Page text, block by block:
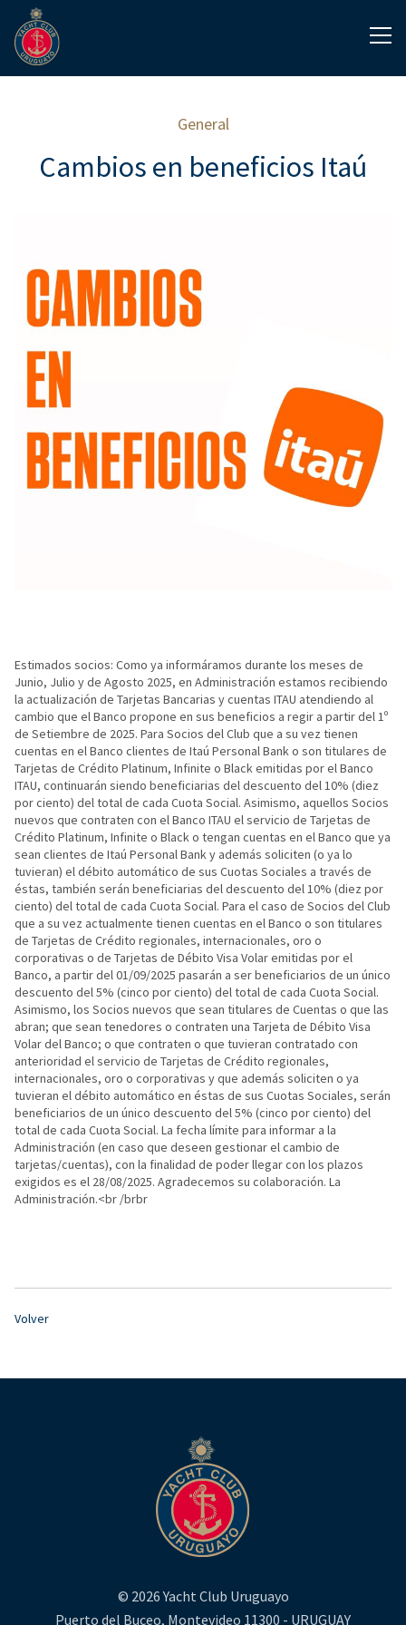
General
Cambios en beneficios Itaú
Estimados socios: Como ya informáramos durante los meses de
Junio, Julio y de Agosto 2025, en Administración estamos recibiendo
la actualización de Tarjetas Bancarias y cuentas ITAU atendiendo al
cambio que el Banco propone en sus beneficios a regir a partir del 1º
de Setiembre de 2025. Para Socios del Club que a su vez tienen
cuentas en el Banco clientes de Itaú Personal Bank o son titulares de
Tarjetas de Crédito Platinum, Infinite o Black emitidas por el Banco
ITAU, continuarán siendo beneficiarias del descuento del 10% (diez
por ciento) del total de cada Cuota Social. Asimismo, aquellos Socios
nuevos que contraten con el Banco ITAU el servicio de Tarjetas de
Crédito Platinum, Infinite o Black o tengan cuentas en el Banco que ya
sean clientes de Itaú Personal Bank y además soliciten (o ya lo
tuvieran) el débito automático de sus Cuotas Sociales a través de
éstas, también serán beneficiarias del descuento del 10% (diez por
ciento) del total de cada Cuota Social. Para el caso de Socios del Club
que a su vez actualmente tienen cuentas en el Banco o son titulares
de Tarjetas de Crédito regionales, internacionales, oro o
corporativas o de Tarjetas de Débito Visa Volar emitidas por el
Banco, a partir del 01/09/2025 pasarán a ser beneficiarios de un único
descuento del 5% (cinco por ciento) del total de cada Cuota Social.
Asimismo, los Socios nuevos que sean titulares de Cuentas o que las
abran; que sean tenedores o contraten una Tarjeta de Débito Visa
Volar del Banco; o que contraten o que tuvieran contratado con
anterioridad el servicio de Tarjetas de Crédito regionales,
internacionales, oro o corporativas y que además soliciten o ya
tuvieran el débito automático en éstas de sus Cuotas Sociales, serán
beneficiarios de un único descuento del 5% (cinco por ciento) del
total de cada Cuota Social. La fecha límite para informar a la
Administración (en caso que deseen gestionar el cambio de
tarjetas/cuentas), con la finalidad de poder llegar con los plazos
exigidos es el 28/08/2025. Agradecemos su colaboración. La
Administración.<br /brbr
Volver
© 2026 Yacht Club Uruguayo
Puerto del Buceo, Montevideo 11300 - URUGUAY